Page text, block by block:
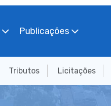
Publicações
Tributos Licitações